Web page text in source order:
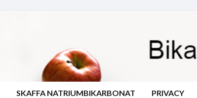
SKAFFA NATRIUMBIKARBONAT PRIVACY